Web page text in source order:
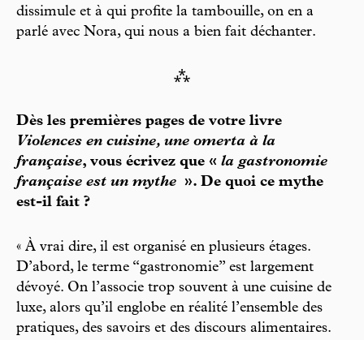
dissimule et à qui profite la tambouille, on en a
parlé avec Nora, qui nous a bien fait déchanter.
⁂
Dès les premières pages de votre livre
Violences en cuisine, une omerta à la
française, vous écrivez que « la gastronomie
française est un mythe ». De quoi ce mythe
est-il fait ?
« À vrai dire, il est organisé en plusieurs étages.
D’abord, le terme “gastronomie” est largement
dévoyé. On l’associe trop souvent à une cuisine de
luxe, alors qu’il englobe en réalité l’ensemble des
pratiques, des savoirs et des discours alimentaires.